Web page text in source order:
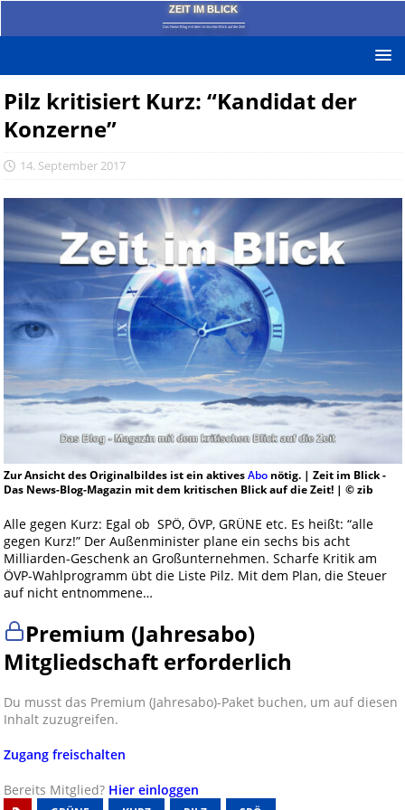
ZEIT IM BLICK
Das News-Blog mit dem kritischen Blick auf die Zeit!
Pilz kritisiert Kurz: “Kandidat der
Konzerne”
14. September 2017
Zur Ansicht des Originalbildes ist ein aktivesAbonötig. | Zeit im Blick -
Das News-Blog-Magazin mit dem kritischen Blick auf die Zeit! | © zib
Alle gegen Kurz: Egal ob SPÖ, ÖVP, GRÜNE etc. Es heißt: “alle
gegen Kurz!” Der Außenminister plane ein sechs bis acht
Milliarden-Geschenk an Großunternehmen. Scharfe Kritik am
ÖVP-Wahlprogramm übt die Liste Pilz. Mit dem Plan, die Steuer
auf nicht entnommene…
Premium (Jahresabo)
Mitgliedschaft erforderlich
Du musst das Premium (Jahresabo)-Paket buchen, um auf diesen
Inhalt zuzugreifen.
Zugang freischalten
Bereits Mitglied? Hier einloggen